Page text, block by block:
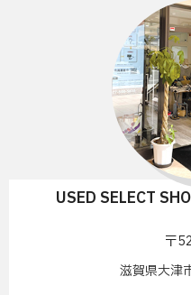
USED SELECT
〒
滋賀県大津